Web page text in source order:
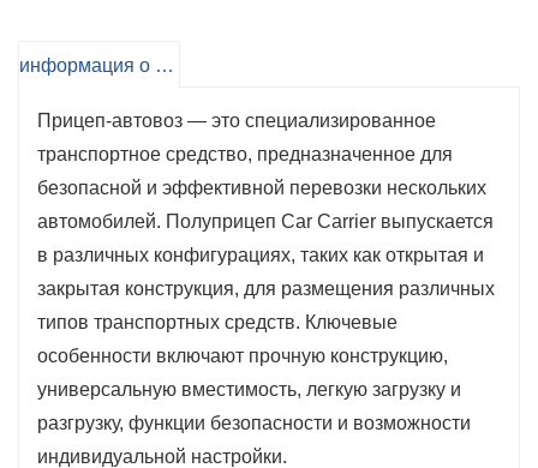
средств во время транспортировки, обеспечивая
транспортных средств.
Повышенная универсальность: подходит для
различных применений, от дилерского транспорта
до личного использования, что делает его ценным
активом как для частных лиц, так и для
предприятий.
Повышенная эффективность: облегчает
транспортировку транспортных средств на
большие расстояния, упрощая управление
логистикой и операциями цепочки поставок.
информация о продукте
Прицеп-автовоз — это специализированное
транспортное средство, предназначенное для
безопасной и эффективной перевозки нескольких
автомобилей. Полуприцеп Car Carrier выпускается
в различных конфигурациях, таких как открытая и
закрытая конструкция, для размещения различных
типов транспортных средств. Ключевые
особенности включают прочную конструкцию,
универсальную вместимость, легкую загрузку и
разгрузку, функции безопасности и возможности
индивидуальной настройки.